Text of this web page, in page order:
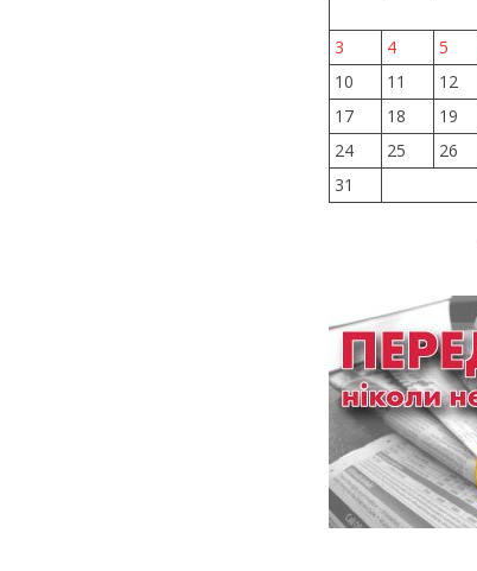
3
4 5
10
11 12
17
18 19
24
25 26
31